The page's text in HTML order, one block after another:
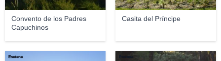
Convento de los Padres
Capuchinos
Casita del Príncipe
Esetena Esetena